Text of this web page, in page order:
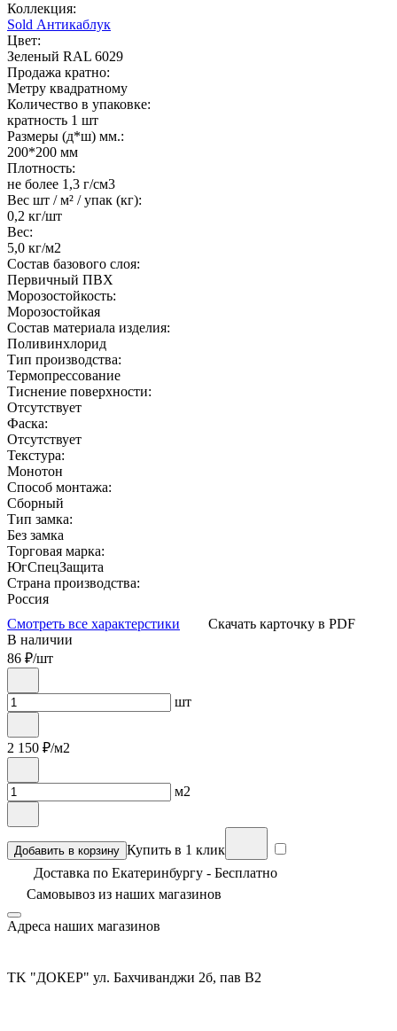
Коллекция:
Sold Антикаблук
Цвет:
Зеленый RAL 6029
Продажа кратно:
Метру квадратному
Количество в упаковке:
кратность 1 шт
Размеры (д*ш) мм.:
200*200 мм
Плотность:
не более 1,3 г/см3
Вес шт / м² / упак (кг):
0,2 кг/шт
Вес:
5,0 кг/м2
Состав базового слоя:
Первичный ПВХ
Морозостойкость:
Морозостойкая
Состав материала изделия:
Поливинхлорид
Тип производства:
Термопрессование
Тиснение поверхности:
Отсутствует
Фаска:
Отсутствует
Текстура:
Монотон
Способ монтажа:
Сборный
Тип замка:
Без замка
Торговая марка:
ЮгСпецЗащита
Страна производства:
Россия
Смотреть все характерстики
Скачать карточку в PDF
В наличии
86 ₽/шт
шт
2 150 ₽/м2
м2
Добавить в корзину Купить в 1 клик
Доставка по Екатеринбургу - Бесплатно
Самовывоз из наших магазинов
Адреса наших магазинов
TK "ДОКЕР" ул. Бахчиванджи 2б, пав В2